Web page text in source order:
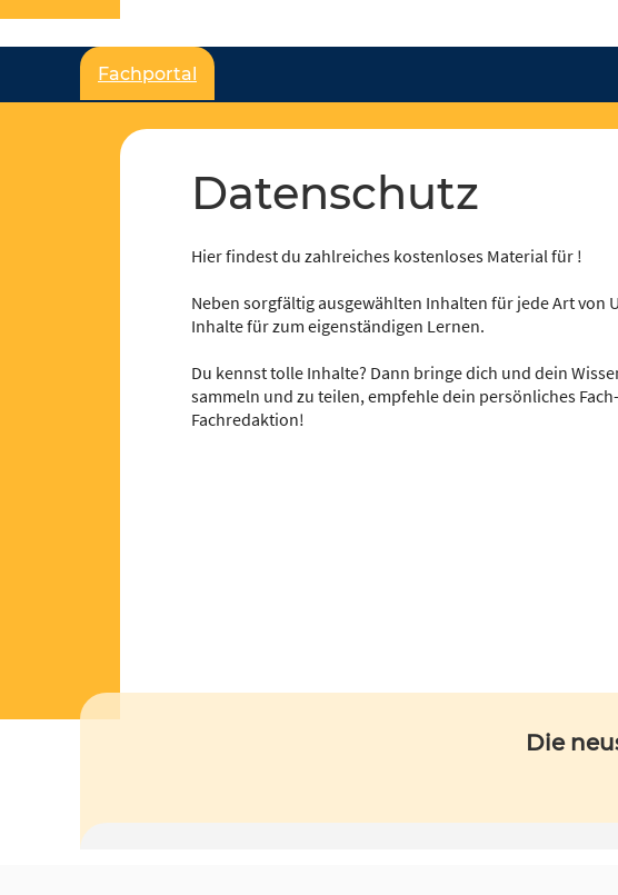
Fachportal
Datenschutz
Hier findest du zahlreiches kostenloses Material für !
Neben sorgfältig ausgewählten Inhalten für jede Art
Inhalte für zum eigenständigen Lernen.
Du kennst tolle Inhalte? Dann bringe dich und dein
sammeln und zu teilen, empfehle dein persönliches
Fachredaktion!
Die